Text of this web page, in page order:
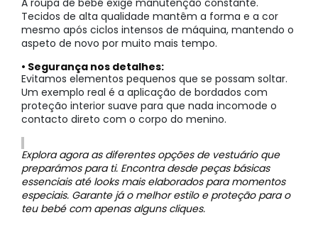
A roupa de bebé exige manutenção constante.
Tecidos de alta qualidade mantêm a forma e a cor
mesmo após ciclos intensos de máquina, mantendo o
aspeto de novo por muito mais tempo.
• Segurança nos detalhes:
Evitamos elementos pequenos que se possam soltar.
Um exemplo real é a aplicação de bordados com
proteção interior suave para que nada incomode o
contacto direto com o corpo do menino.
Explora agora as diferentes opções de vestuário que
preparámos para ti. Encontra desde peças básicas
essenciais até looks mais elaborados para momentos
especiais. Garante já o melhor estilo e proteção para o
teu bebé com apenas alguns cliques.